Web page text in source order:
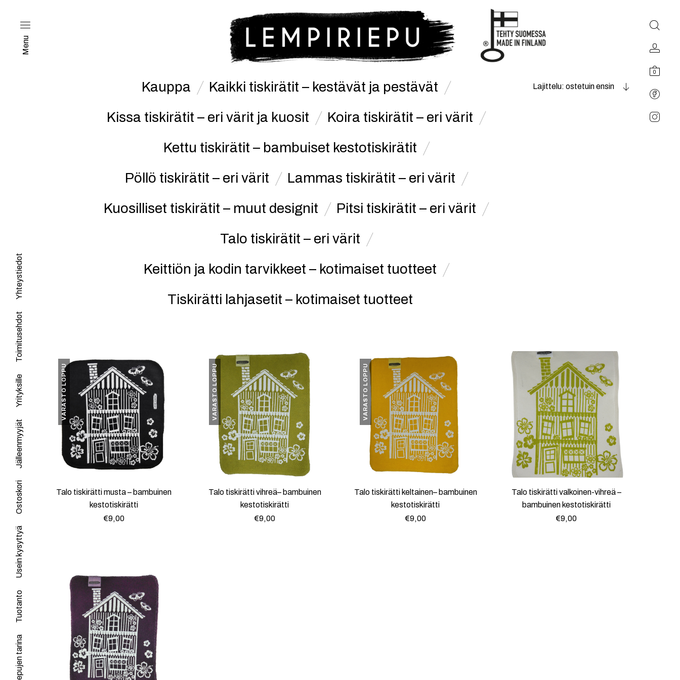
Tuotanto
Usein kysyttyä
Ostoskori
Jälleenmyyjät
Yrityksille
Toimitusehdot
Yhteystiedot
Menu
0
Kauppa
Kaikki tiskirätit – kestävät ja pestävät
Kissa tiskirätit – eri värit ja kuosit
Koira tiskirätit – eri värit
Kettu tiskirätit – bambuiset kestotiskirätit
Pöllö tiskirätit – eri värit
Lammas tiskirätit – eri värit
Kuosilliset tiskirätit – muut designit
Pitsi tiskirätit – eri värit
Talo tiskirätit – eri värit
Keittiön ja kodin tarvikkeet – kotimaiset tuotteet
Tiskirätti lahjasetit – kotimaiset tuotteet
Lajittelu: ostetuin ensin
VARASTO LOPPU
Talo tiskirätti musta – bambuinen
kestotiskirätti
€9,00
VARASTO LOPPU
Talo tiskirätti vihreä– bambuinen
kestotiskirätti
€9,00
VARASTO LOPPU
Talo tiskirätti keltainen– bambuinen
kestotiskirätti
€9,00
Talo tiskirätti valkoinen-vihreä –
bambuinen kestotiskirätti
€9,00